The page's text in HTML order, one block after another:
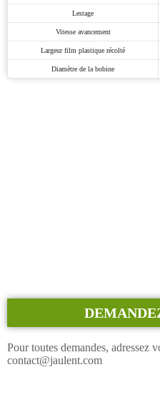
Lestage
Vitesse avancement
Largeur film plastique récolté
Diamètre de la bobine
Pour toutes demandes, adressez
contact@jaulent.com